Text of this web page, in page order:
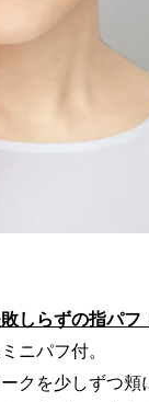
しらずの指パフ
ニパフ付。
クを少しずつ頬